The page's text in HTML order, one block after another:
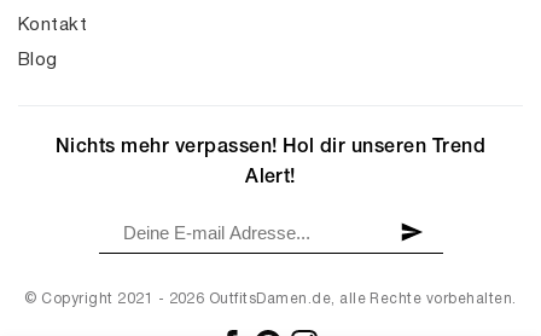
Kontakt
Blog
© Copyright 2021 - 2026 OutfitsDamen.de, alle Rechte vorbehalten.
Nichts mehr verpassen! Hol dir unseren Trend
Alert!